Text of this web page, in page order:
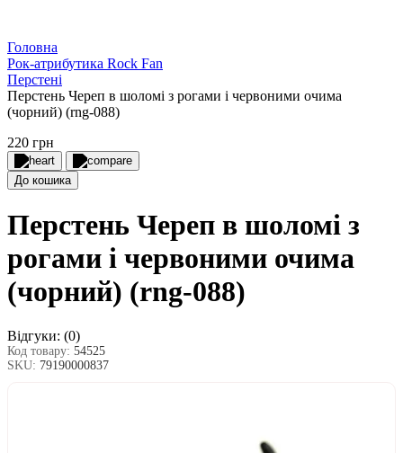
Головна
Рок-атрибутика Rock Fan
Перстені
Перстень Череп в шоломі з рогами і червоними очима
(чорний) (rng-088)
220 грн
До кошика
Перстень Череп в шоломі з
рогами і червоними очима
(чорний) (rng-088)
Відгуки: (0)
Код товару: 54525
SKU: 79190000837